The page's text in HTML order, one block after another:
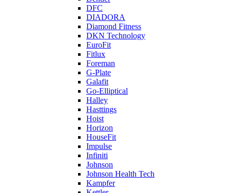
DFC
DIADORA
Diamond Fitness
DKN Technology
EuroFit
Fitlux
Foreman
G-Plate
Galafit
Go-Elliptical
Halley
Hasttings
Hoist
Horizon
HouseFit
Impulse
Infiniti
Johnson
Johnson Health Tech
Kampfer